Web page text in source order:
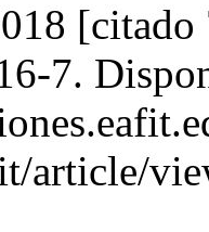
[citado
7.
article/